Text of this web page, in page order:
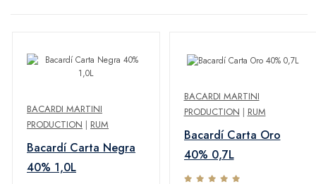
BACARDI MARTINI
PRODUCTION | RUM
Bacardí Carta Negra
40% 1,0L
BACARDI MARTINI
PRODUCTION | RUM
Bacardí Carta Oro
40% 0,7L